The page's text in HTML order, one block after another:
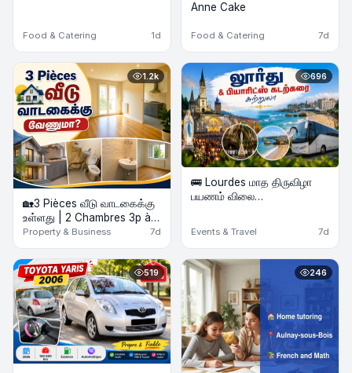
Food & Catering 1d
Anne Cake
Food & Catering 7d
1.2k
🏡3 Pièces வீடு வாடகைக்கு
உள்ளது | 2 Chambres 3p à
louer
Property & Business 7d
696
🚌 Lourdes மாத திருவிழா
பயணம் விலை
Tour | 2 Nights Hôtel | Août
Events & Travel 7d
519 246